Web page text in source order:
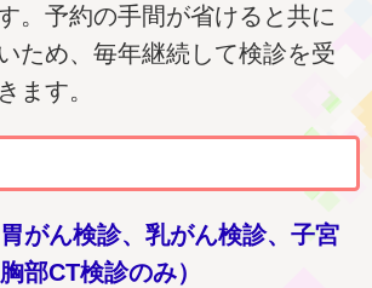
。予約の手間が省けると共に
ため、毎年継続して検診を受
ます。
がん検診、乳がん検診、子宮
部CT検診のみ）